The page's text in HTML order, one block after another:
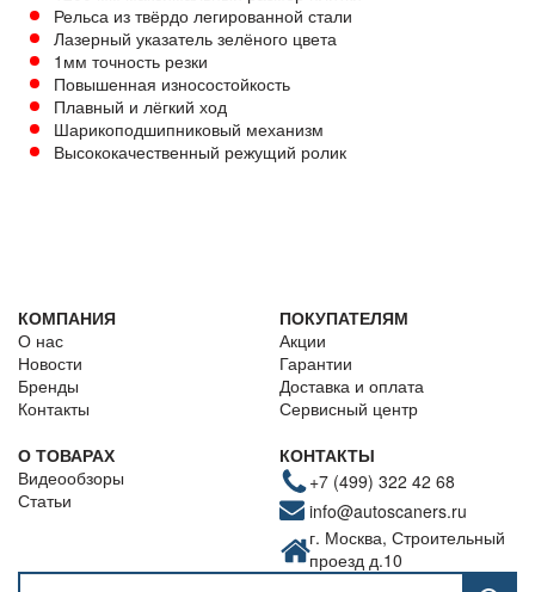
Рельса из твёрдо легированной стали
Лазерный указатель зелёного цвета
1мм точность резки
Повышенная износостойкость
Плавный и лёгкий ход
Шарикоподшипниковый механизм
Высококачественный режущий ролик
КОМПАНИЯ
О нас
Новости
Бренды
Контакты
ПОКУПАТЕЛЯМ
Акции
Гарантии
Доставка и оплата
Сервисный центр
О ТОВАРАХ
Видеообзоры
Статьи
КОНТАКТЫ
+7 (499) 322 42 68
info@autoscaners.ru
г. Москва, Строительный
проезд д.10